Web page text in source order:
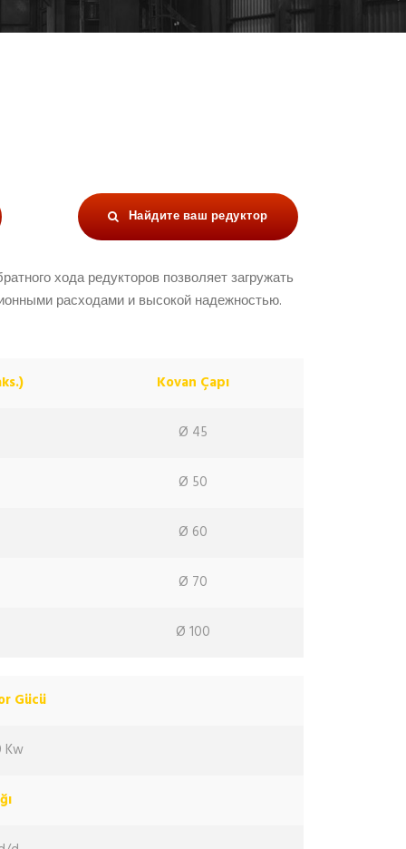
Найдите ваш редуктор
хода редукторов позволяет загружать
расходами и высокой надежностью.
Kovan Çapı
Ø 45
Ø 50
Ø 60
Ø 70
Ø 100
Gücü
Kw